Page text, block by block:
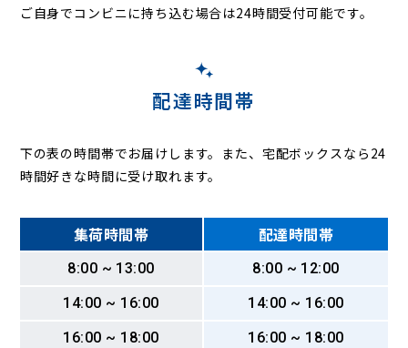
ご自身でコンビニに持ち込む場合は24時間受付可能です。
配達時間帯
下の表の時間帯でお届けします。また、宅配ボックスなら24
時間好きな時間に受け取れます。
集荷時間帯 配達時間帯
8:00 ~ 13:00
8:00 ~ 12:00
14:00 ~ 16:00
14:00 ~ 16:00
16:00 ~ 18:00
16:00 ~ 18:00